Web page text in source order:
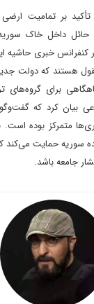
بر تمامیت
حائل داخل خاک
در کنفرانس خبری
هستند که دولت
برای گروه‌های
بیان کرد که
متمرکز بوده است.
سوریه حمایت
جامعه باشد.
ارشد روزنامه
تحریریه دیپلماسی ایرانی.
اطلاعات بیشتر